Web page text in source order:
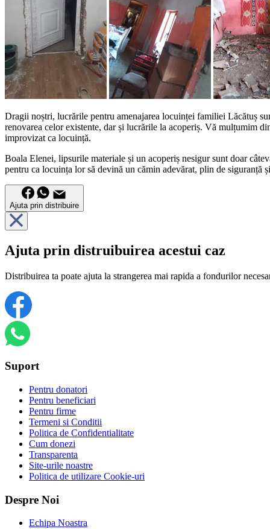
Dragii noștri, lucrările pentru amenajarea locuinței familiei Lăcătuș
renovarea celor existente, dar și lucrările la acoperiș. Vă mulțumim
improvizat ca locuință.
Boala Elenei, lipsurile materiale și un acoperiș nesigur sunt doar
pentru ca locuința lor să devină un cămin adevărat, plin de siguranță
Ajuta prin distribuire
Ajuta prin distruibuirea acestui caz
Distribuirea ta poate ajuta la strangerea mai rapida a fondurilor
Suport
Pentru donatori
Pentru beneficiari
Pentru firme
Termeni si Conditii
Politica de Confidentialitate
Cum donezi
Transparenta
Site-urile noastre
Politica de utilizare Cookie-uri
Despre Noi
Echipa Noastra